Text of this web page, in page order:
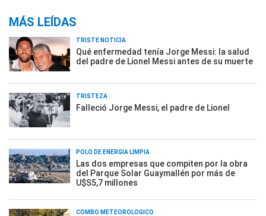
MÁS LEÍDAS
TRISTE NOTICIA
Qué enfermedad tenía Jorge Messi: la salud
del padre de Lionel Messi antes de su muerte
TRISTEZA
Falleció Jorge Messi, el padre de Lionel
POLO DE ENERGÍA LIMPIA
Las dos empresas que compiten por la obra
del Parque Solar Guaymallén por más de
U$S5,7 millones
COMBO METEOROLÓGICO